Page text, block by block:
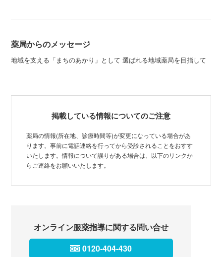
薬局からのメッセージ
地域を支える「まちのあかり」として 選ばれる地域薬局を目指して
掲載している情報についてのご注意
薬局の情報(所在地、診療時間等)が変更になっている場合があ
ります。事前に電話連絡を行ってから受診されることをおすす
いたします。情報について誤りがある場合は、以下のリンクか
らご連絡をお願いいたします。
オンライン服薬指導に関する問い合せ
0120-404-430